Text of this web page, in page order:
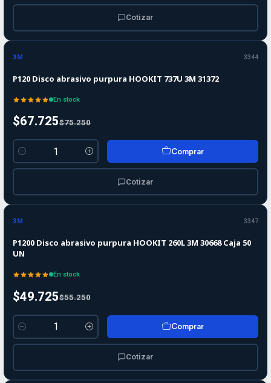
Cotizar
-10%
3M 3344
P120 Disco abrasivo purpura HOOKIT 737U 3M 31372
En stock
$67.725$75.250
Cantidad
Comprar
Cotizar
-10%
3M 3347
P1200 Disco abrasivo purpura HOOKIT 260L 3M 30668 Caja 50
UN
En stock
$49.725$55.250
Cantidad
Comprar
Cotizar